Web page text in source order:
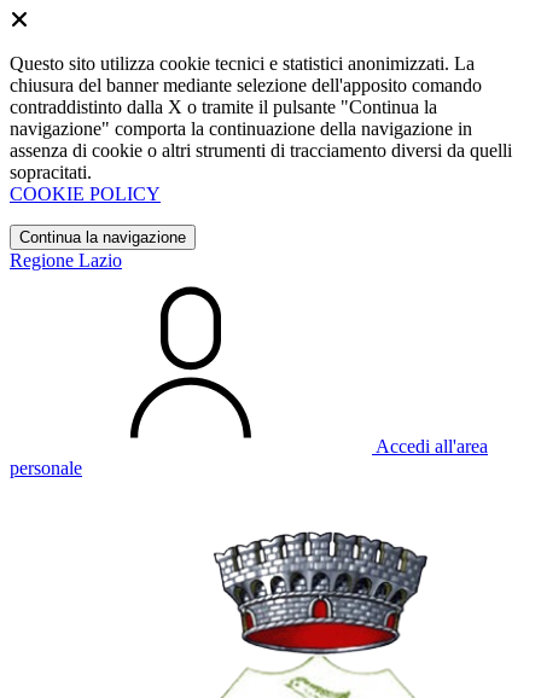
Questo sito utilizza cookie tecnici e statistici anonimizzati. La
chiusura del banner mediante selezione dell'apposito comando
contraddistinto dalla X o tramite il pulsante "Continua la
navigazione" comporta la continuazione della navigazione in
assenza di cookie o altri strumenti di tracciamento diversi da quelli
sopracitati.
COOKIE POLICY
Continua la navigazione
Regione Lazio
Accedi all'area
personale